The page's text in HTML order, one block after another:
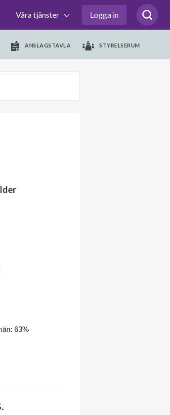
Våra tjänster Logga in
ANSLAGSTAVLA STYRELSERUM
63%